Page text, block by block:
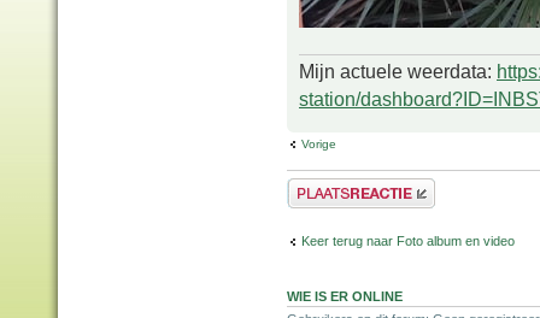
Mijn actuele weerdata:
station/
Vorige
Plaats een reactie
Keer terug naar Foto album en video
WIE IS ER ONLINE